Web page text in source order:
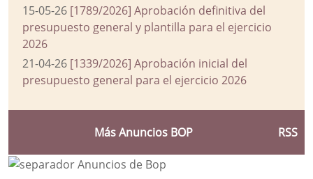
15-05-26 [1789/2026] Aprobación definitiva del
presupuesto general y plantilla para el ejercicio
2026
21-04-26 [1339/2026] Aprobación inicial del
presupuesto general para el ejercicio 2026
Más Anuncios BOP RSS